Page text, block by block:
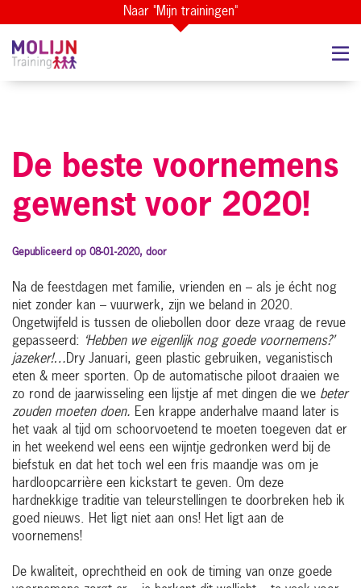
Naar "Mijn trainingen"
De beste voornemens
gewenst voor 2020!
Gepubliceerd op 08-01-2020, door
Na de feestdagen met familie, vrienden en – als je écht nog
niet zonder kan – vuurwerk, zijn we beland in 2020.
Ongetwijfeld is tussen de oliebollen door deze vraag de revue
gepasseerd:
‘Hebben we eigenlijk nog goede voornemens?’
jazeker!…Dry Januari, geen plastic gebruiken, veganistisch
eten & meer sporten. Op de automatische piloot draaien we
zo rond de jaarwisseling een lijstje af met dingen die we beter
zouden moeten doen. Een krappe anderhalve maand later is
het vaak al tijd om schoorvoetend te moeten toegeven dat er
in het weekend wel eens een wijntje gedronken werd bij de
biefstuk en dat het toch wel een fris maandje was om je
hardloopcarrière een kickstart te geven. Om deze
hardnekkige traditie van teleurstellingen te doorbreken heb ik
goed nieuws. Het ligt niet aan ons! Het ligt aan de
voornemens!
De kwaliteit, oprechtheid en ook de timing van onze goede